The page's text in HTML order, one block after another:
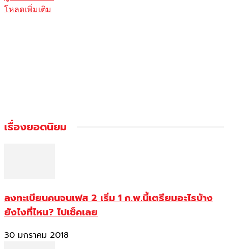
โหลดเพิ่มเติม
เรื่องยอดนิยม
ลงทะเบียนคนจนเฟส 2 เริ่ม 1 ก.พ.นี้เตรียมอะไรบ้าง
ยังไงที่ไหน? ไปเช็คเลย
30 มกราคม 2018